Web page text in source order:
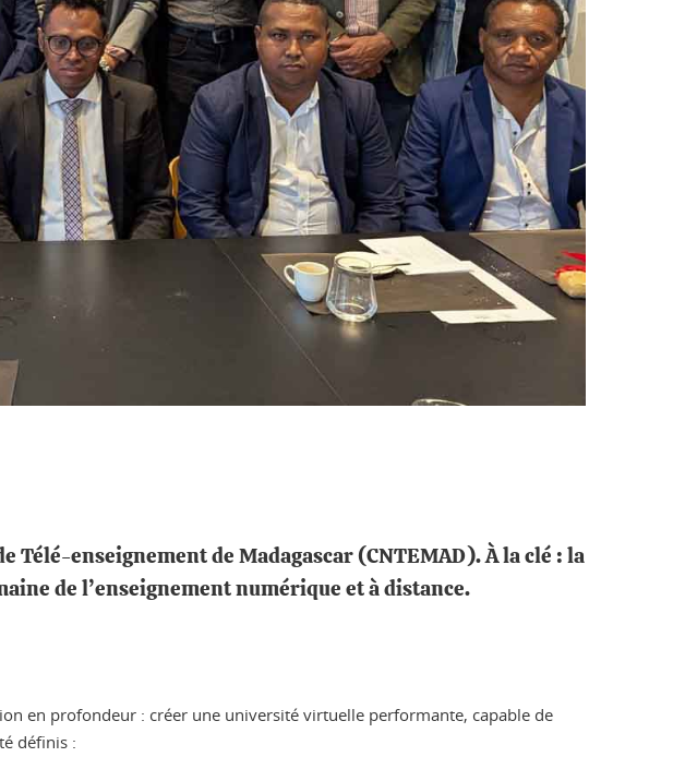
Télé-enseignement de Madagascar (CNTEMAD). À la clé : la
de l’enseignement numérique et à distance.
en profondeur : créer une université virtuelle performante, capable de
définis :